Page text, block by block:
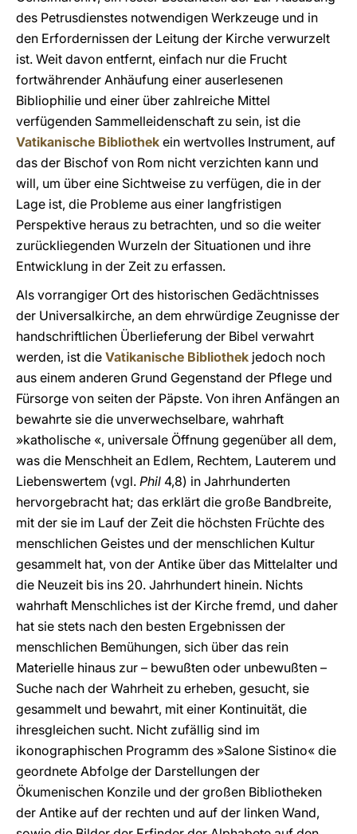
des Petrusdienstes notwendigen Werkzeuge und in
den Erfordernissen der Leitung der Kirche verwurzelt
ist. Weit davon entfernt, einfach nur die Frucht
fortwährender Anhäufung einer auserlesenen
Bibliophilie und einer über zahlreiche Mittel
verfügenden Sammelleidenschaft zu sein, ist die
Vatikanische Bibliothek ein wertvolles Instrument, auf
das der Bischof von Rom nicht verzichten kann und
will, um über eine Sichtweise zu verfügen, die in der
Lage ist, die Probleme aus einer langfristigen
Perspektive heraus zu betrachten, und so die weiter
zurückliegenden Wurzeln der Situationen und ihre
Entwicklung in der Zeit zu erfassen.
Als vorrangiger Ort des historischen Gedächtnisses
der Universalkirche, an dem ehrwürdige Zeugnisse der
handschriftlichen Überlieferung der Bibel verwahrt
werden, ist die Vatikanische Bibliothek jedoch noch
aus einem anderen Grund Gegenstand der Pflege und
Fürsorge von seiten der Päpste. Von ihren Anfängen an
bewahrte sie die unverwechselbare, wahrhaft
»katholische «, universale Öffnung gegenüber all dem,
was die Menschheit an Edlem, Rechtem, Lauterem und
Liebenswertem (vgl. Phil 4,8) in Jahrhunderten
hervorgebracht hat; das erklärt die große Bandbreite,
mit der sie im Lauf der Zeit die höchsten Früchte des
menschlichen Geistes und der menschlichen Kultur
gesammelt hat, von der Antike über das Mittelalter und
die Neuzeit bis ins 20. Jahrhundert hinein. Nichts
wahrhaft Menschliches ist der Kirche fremd, und daher
hat sie stets nach den besten Ergebnissen der
menschlichen Bemühungen, sich über das rein
Materielle hinaus zur – bewußten oder unbewußten –
Suche nach der Wahrheit zu erheben, gesucht, sie
gesammelt und bewahrt, mit einer Kontinuität, die
ihresgleichen sucht. Nicht zufällig sind im
ikonographischen Programm des »Salone Sistino« die
geordnete Abfolge der Darstellungen der
Ökumenischen Konzile und der großen Bibliotheken
der Antike auf der rechten und auf der linken Wand,